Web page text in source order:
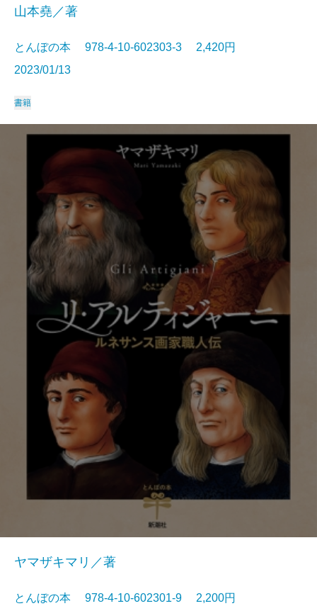
山本堯／著
とんぼの本 978-4-10-602303-3 2,420円
2023/01/13
書籍
ヤマザキマリ／著
とんぼの本 978-4-10-602301-9 2,200円